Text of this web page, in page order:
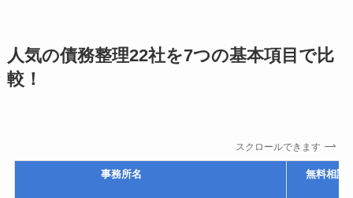
人気の債務整理22社を7つの基本項目で比
較！
スクロールできます
事務所名 無料相